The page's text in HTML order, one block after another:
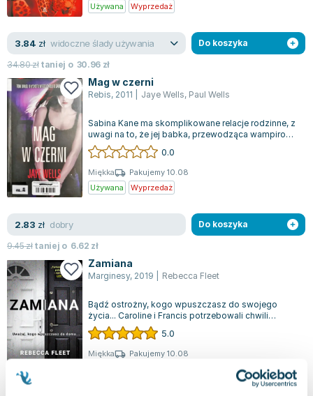
Używana
Wyprzedaż
3.84 zł widoczne ślady używania
34.80złtaniej o 30.96 zł
Do koszyka
Mag w czerni
Rebis, 2011 Jaye Wells, Paul Wells
Sabina Kane ma skomplikowane relacje rodzinne, z
uwagi na to, że jej babka, przewodząca wampirom,
pragnie jej zguby. W Nowym Jorku...
0.0
Miękka
Pakujemy 10.08
Używana
Wyprzedaż
2.83 zł dobry
9.45złtaniej o 6.62 zł
Do koszyka
Zamiana
Marginesy, 2019 Rebecca Fleet
Bądź ostrożny, kogo wpuszczasz do swojego
życia... Caroline i Francis potrzebowali chwili
wytchnienia od codziennych kłopotów, pra...
5.0
Miękka
Pakujemy 10.08